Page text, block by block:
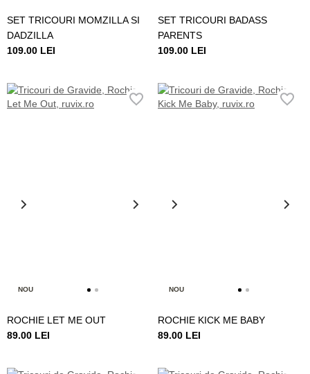
SET TRICOURI MOMZILLA SI
DADZILLA
109.00 LEI
SET TRICOURI BADASS
PARENTS
109.00 LEI
NOU
ROCHIE LET ME OUT
89.00 LEI
NOU
ROCHIE KICK ME BABY
89.00 LEI